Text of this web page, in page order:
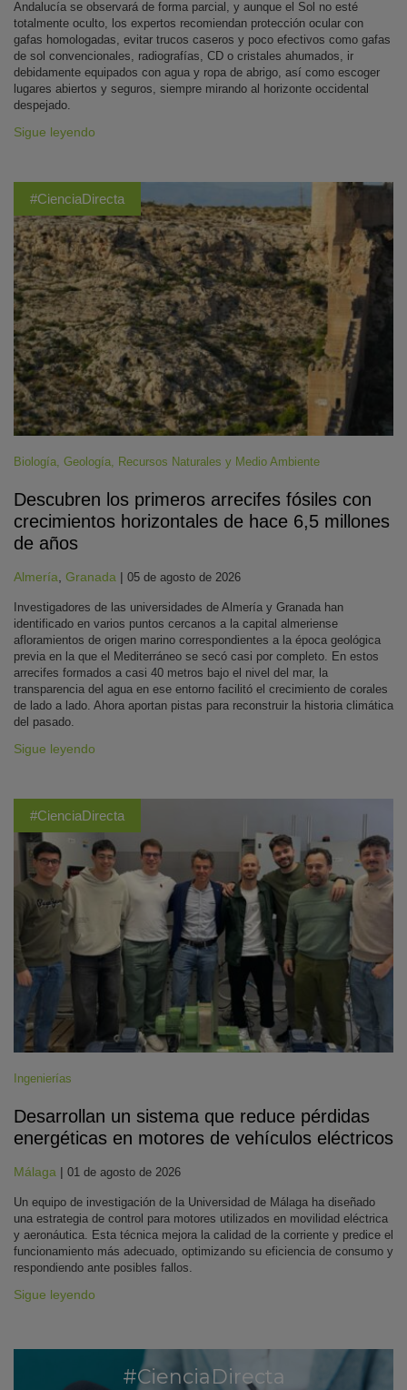
Andalucía se observará de forma parcial, y aunque el Sol no esté
totalmente oculto, los expertos recomiendan protección ocular con
gafas homologadas, evitar trucos caseros y poco efectivos como gafas
de sol convencionales, radiografías, CD o cristales ahumados, ir
debidamente equipados con agua y ropa de abrigo, así como escoger
lugares abiertos y seguros, siempre mirando al horizonte occidental
despejado.
Sigue leyendo
#CienciaDirecta
Biología Geología Recursos Naturales y Medio Ambiente
Descubren los primeros arrecifes fósiles con
crecimientos horizontales de hace 6,5 millones
de años
Almería Granada | 05 de agosto de 2026
Investigadores de las universidades de Almería y Granada han
identificado en varios puntos cercanos a la capital almeriense
afloramientos de origen marino correspondientes a la época geológica
previa en la que el Mediterráneo se secó casi por completo. En estos
arrecifes formados a casi 40 metros bajo el nivel del mar, la
transparencia del agua en ese entorno facilitó el crecimiento de corales
de lado a lado. Ahora aportan pistas para reconstruir la historia climática
del pasado.
Sigue leyendo
#CienciaDirecta
Ingenierías
Desarrollan un sistema que reduce pérdidas
energéticas en motores de vehículos eléctricos
Málaga | 01 de agosto de 2026
Un equipo de investigación de la Universidad de Málaga ha diseñado
una estrategia de control para motores utilizados en movilidad eléctrica
y aeronáutica. Esta técnica mejora la calidad de la corriente y predice el
funcionamiento más adecuado, optimizando su eficiencia de consumo y
respondiendo ante posibles fallos.
Sigue leyendo
#CienciaDirecta